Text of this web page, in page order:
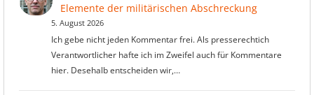
Elemente der militärischen Abschreckung
5. August 2026
Ich gebe nicht jeden Kommentar frei. Als presserechtich
Verantwortlicher hafte ich im Zweifel auch für Kommentare
hier. Desehalb entscheiden wir,…